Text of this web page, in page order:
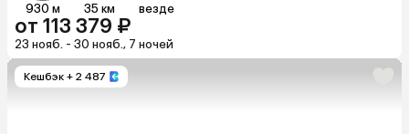
930 м 35 км везде
от 113 379 ₽
23 нояб. - 30 нояб., 7 ночей
Кешбэк + 2 487